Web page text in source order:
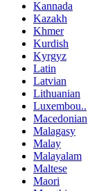
Kannada
Kazakh
Khmer
Kurdish
Kyrgyz
Latin
Latvian
Lithuanian
Luxembou..
Macedonian
Malagasy
Malay
Malayalam
Maltese
Maori